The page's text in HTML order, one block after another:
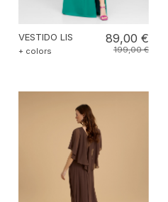
VESTIDO LIS
+ colors
89,00 €
199,00 €